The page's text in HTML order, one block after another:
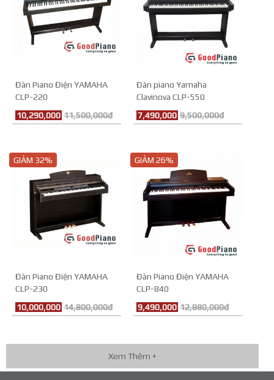
Đàn Piano Điện YAMAHA
CLP-220
10,290,000 11,500,000đ
Đàn piano Yamaha
Clavinova CLP-550
7,490,000 9,500,000đ
GIẢM 32%
Đàn Piano Điện YAMAHA
CLP-230
10,000,000 14,800,000đ
GIẢM 26%
Đàn Piano Điện YAMAHA
CLP-840
9,490,000 12,880,000đ
Xem Thêm +